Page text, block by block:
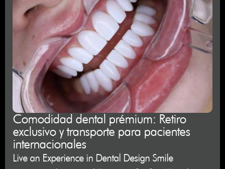
Comodidad dental prémium: Retiro
exclusivo y transporte para pacientes
internacionales
Live an Experience in Dental Design Smile